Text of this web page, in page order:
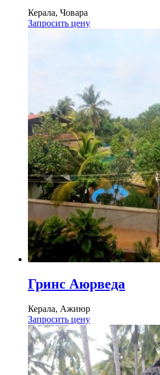
Керала, Човара
Запросить цену
Гринс Аюрведа
Керала, Ажиюр
Запросить цену